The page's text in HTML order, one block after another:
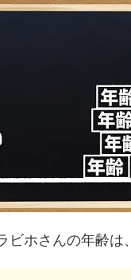
ビホさんの年齢は、